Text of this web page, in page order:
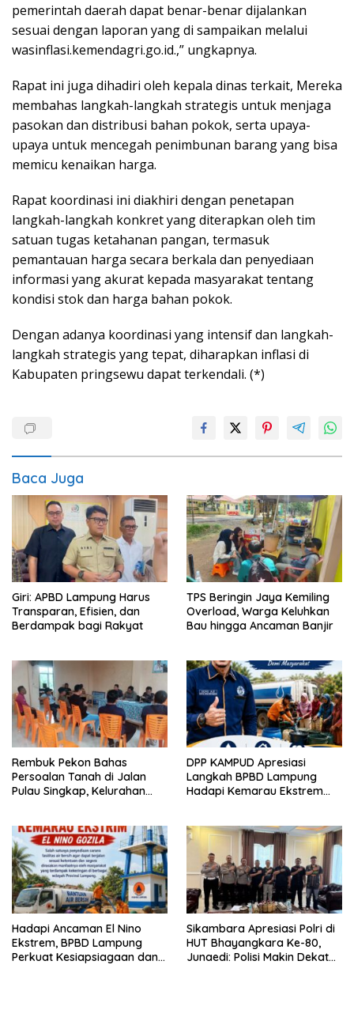
pemerintah daerah dapat benar-benar dijalankan
sesuai dengan laporan yang di sampaikan melalui
wasinflasi.kemendagri.go.id.,” ungkapnya.
Rapat ini juga dihadiri oleh kepala dinas terkait, Mereka
membahas langkah-langkah strategis untuk menjaga
pasokan dan distribusi bahan pokok, serta upaya-
upaya untuk mencegah penimbunan barang yang bisa
memicu kenaikan harga.
Rapat koordinasi ini diakhiri dengan penetapan
langkah-langkah konkret yang diterapkan oleh tim
satuan tugas ketahanan pangan, termasuk
pemantauan harga secara berkala dan penyediaan
informasi yang akurat kepada masyarakat tentang
kondisi stok dan harga bahan pokok.
Dengan adanya koordinasi yang intensif dan langkah-
langkah strategis yang tepat, diharapkan inflasi di
Kabupaten pringsewu dapat terkendali. (*)
Baca Juga
Giri: APBD Lampung Harus
Transparan, Efisien, dan
Berdampak bagi Rakyat
TPS Beringin Jaya Kemiling
Overload, Warga Keluhkan
Bau hingga Ancaman Banjir
Rembuk Pekon Bahas
Persoalan Tanah di Jalan
Pulau Singkap, Kelurahan
DPP KAMPUD Apresiasi
Langkah BPBD Lampung
Hadapi Kemarau Ekstrem
Hadapi Ancaman El Nino
Ekstrem, BPBD Lampung
Perkuat Kesiapsiagaan dan
Sikambara Apresiasi Polri di
HUT Bhayangkara Ke-80,
Junaedi: Polisi Makin Dekat